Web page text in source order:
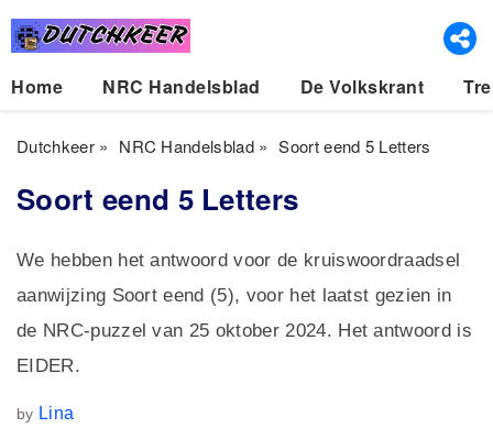
Home NRC Handelsblad De Volkskrant
Dutchkeer» NRC Handelsblad » Soort eend 5 Letters
Soort eend 5 Letters
We hebben het antwoord voor de kruiswoordraadsel
aanwijzing Soort eend (5), voor het laatst gezien in
de NRC-puzzel van 25 oktober 2024. Het antwoord is
EIDER.
by Lina